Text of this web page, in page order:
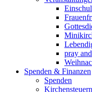
pray
Spenden & Finanzen
Spenden
Kirchensteuern